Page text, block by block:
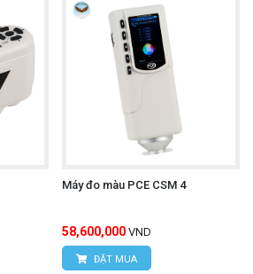
Máy đo màu PCE CSM 4
58,600,000 VND
ĐẶT MUA